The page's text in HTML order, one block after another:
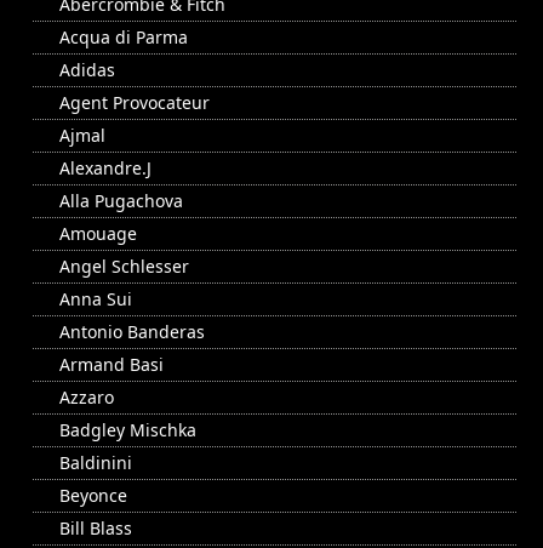
Acqua di Parma
Adidas
Agent Provocateur
Ajmal
Alexandre.J
Alla Pugachova
Amouage
Angel Schlesser
Anna Sui
Antonio Banderas
Armand Basi
Azzaro
Badgley Mischka
Baldinini
Beyonce
Bill Blass